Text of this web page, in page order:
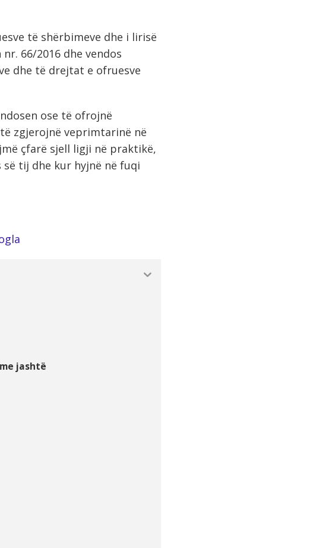
të shërbimeve dhe i lirisë
66/2016 dhe vendos
dhe të drejtat e ofruesve
ose të ofrojnë
zgjerojnë veprimtarinë në
çfarë sjell ligji në praktikë,
tij dhe kur hyjnë në fuqi
jashtë